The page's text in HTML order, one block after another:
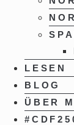
LESEN
BLOG
ÜBER